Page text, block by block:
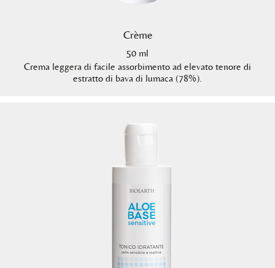
Crème
50 ml
Crema leggera di facile assorbimento ad elevato tenore di
estratto di bava di lumaca (78%).